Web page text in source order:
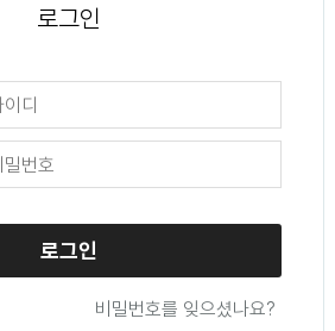
로그인
로그인
비밀번호를 잊으셨나요?